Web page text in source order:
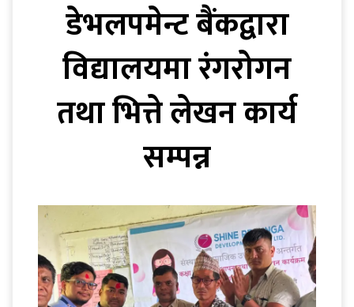
डेभलपमेन्ट बैंकद्वारा
विद्यालयमा रंगरोगन
तथा भित्ते लेखन कार्य
सम्पन्न